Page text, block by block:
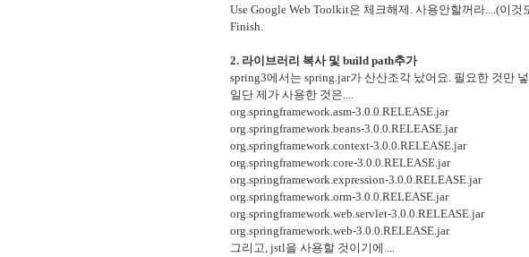
Use Google Web Toolkit은 체크해제. 사용안할꺼라....(이
Finish.
2. 라이브러리 복사 및 build path추가
spring3에서는 spring.jar가 산산조각 났어요. 필요한 것만
일단 제가 사용한 것은....
org.springframework.asm-3.0.0.RELEASE.jar
org.springframework.beans-3.0.0.RELEASE.jar
org.springframework.context-3.0.0.RELEASE.jar
org.springframework.core-3.0.0.RELEASE.jar
org.springframework.expression-3.0.0.RELEASE.jar
org.springframework.orm-3.0.0.RELEASE.jar
org.springframework.web.servlet-3.0.0.RELEASE.jar
org.springframework.web-3.0.0.RELEASE.jar
그리고, jstl을 사용할 것이기에....